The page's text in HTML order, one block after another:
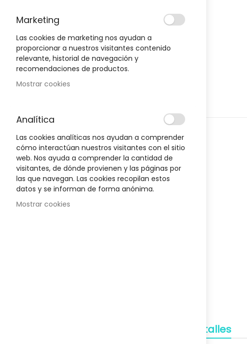
Detalles
Liposín
HIGIENE Y SALUD
Champu Dermopel 400 Ml
18,17 €
25,95 €
Marketing
Las cookies de marketing nos ayudan a
proporcionar a nuestros visitantes contenido
relevante, historial de navegación y
recomendaciones de productos.
Mostrar cookies
Analítica
Las cookies analíticas nos ayudan a comprender
cómo interactúan nuestros visitantes con el sitio
web. Nos ayuda a comprender la cantidad de
visitantes, de dónde provienen y las páginas por
las que navegan. Las cookies recopilan estos
datos y se informan de forma anónima.
Mostrar cookies